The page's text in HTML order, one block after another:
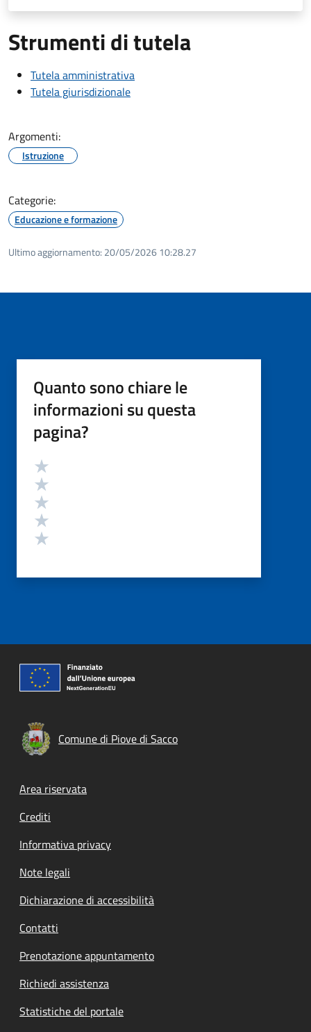
Strumenti di tutela
Tutela amministrativa
Tutela giurisdizionale
Argomenti:
Istruzione
Categorie:
Educazione e formazione
Ultimo aggiornamento: 20/05/2026 10:28.27
Quanto sono chiare le
informazioni su questa
pagina?
Valutazione
Comune di Piove di Sacco
Footer menu
Area riservata
Crediti
Informativa privacy
Note legali
Dichiarazione di accessibilità
Contatti
Prenotazione appuntamento
Richiedi assistenza
Statistiche del portale